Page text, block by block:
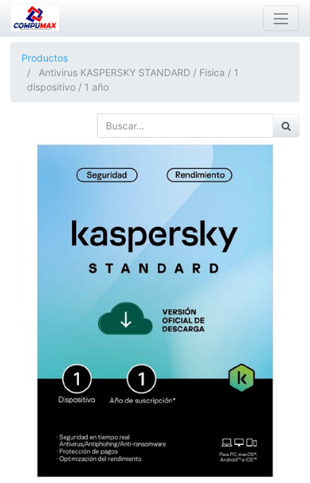
Productos
Antivirus KASPERSKY STANDARD / Fisica / 1
dispositivo / 1 año